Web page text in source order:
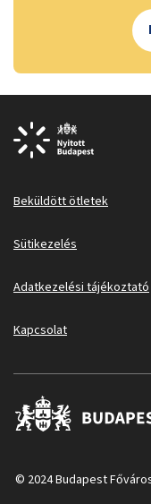
Beküldött ötletek
Sütikezelés
Adatkezelési tájékoztató
Kapcsolat
© 2024 Budapest